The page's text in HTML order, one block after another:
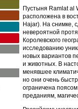
Пустыня Ramlat al
расположена в
Hajar). На снимке,
невероятной
Королевского
исследованию
новых вариантов
и животных. В
менявшее
но они очень
ограничена
преданиям,